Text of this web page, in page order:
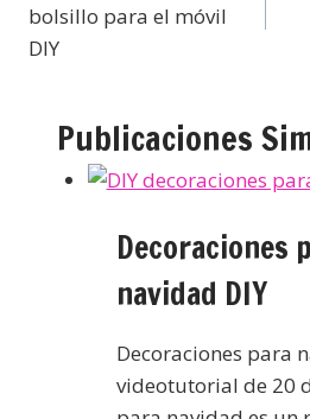
bolsillo para el móvil
DIY
Publicaciones
Decoraciones
navidad DIY
Decoraciones para
videotutorial de 20